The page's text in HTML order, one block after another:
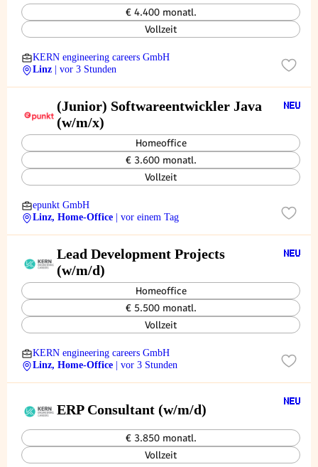
€ 4.400 monatl.
Vollzeit
KERN engineering careers GmbH
Linz
| vor 3 Stunden
(Junior) Softwareentwickler Java
(w/m/x)
Homeoffice
€ 3.600 monatl.
Vollzeit
epunkt GmbH
Linz, Home-Office
| vor einem Tag
Lead Development Projects
(w/m/d)
Homeoffice
€ 5.500 monatl.
Vollzeit
KERN engineering careers GmbH
Linz, Home-Office
| vor 3 Stunden
ERP Consultant (w/m/d)
€ 3.850 monatl.
Vollzeit